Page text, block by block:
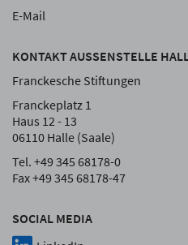
SOCIAL MEDIA
E-Mail
KONTAKT AUSSENSTELLE
Franckesche Stiftungen
Franckeplatz 1
Haus 12 - 13
06110 Halle (Saale)
Tel. +49 345 68178-0
Fax +49 345 68178-47